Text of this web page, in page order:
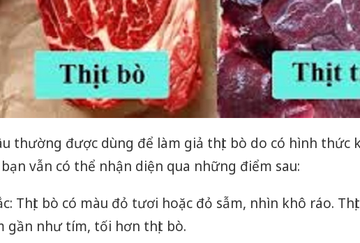
thường được dùng để làm giả thịt bò do có hình thức
vẫn có thể nhận diện qua những điểm sau:
Thịt bò có màu đỏ tươi hoặc đỏ sẫm, nhìn khô ráo.
gần như tím, tối hơn thịt bò.